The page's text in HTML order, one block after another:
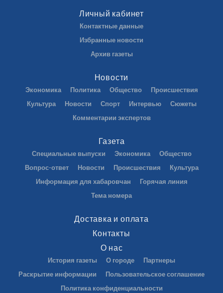
Личный кабинет
Контактные данные
Избранные новости
Архив газеты
Новости
Экономика Политика Общество
Происшествия
Культура
Новости Спорт Интервью
Сюжеты
Комментарии экспертов
Газета
Специальные выпуски Экономика
Общество
Вопрос-ответ
Новости Происшествия
Культура
Информация для хабаровчан
Горячая линия
Тема номера
Доставка и оплата
Контакты
О нас
История газеты О городе
Партнеры
Раскрытие информации
Пользовательское соглашение
Политика конфиденциальности